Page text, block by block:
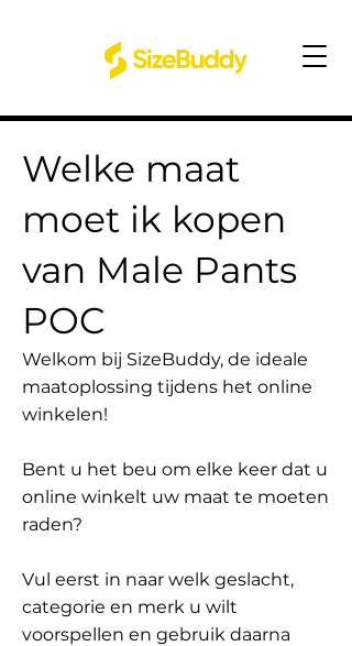
Welke maat
moet ik kopen
van Male Pants
POC
Welkom bij SizeBuddy, de ideale
maatoplossing tijdens het online
winkelen!
Bent u het beu om elke keer dat u
online winkelt uw maat te moeten
raden?
Vul eerst in naar welk geslacht,
categorie en merk u wilt
voorspellen en gebruik daarna